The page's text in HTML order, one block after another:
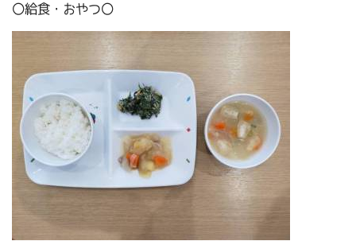
〇給食・おやつ〇